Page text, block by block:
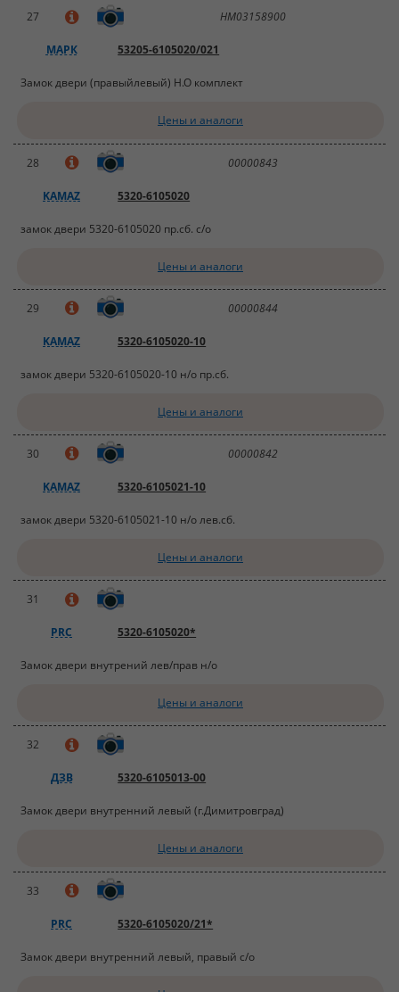
27 НМ03158900
МАРК 53205-6105020/021
Замок двери (правыйлевый) Н.О комплект
Цены и аналоги
28 00000843
KAMAZ 5320-6105020
замок двери 5320-6105020 пр.сб. с/о
Цены и аналоги
29 00000844
KAMAZ 5320-6105020-10
замок двери 5320-6105020-10 н/о пр.сб.
Цены и аналоги
30 00000842
KAMAZ 5320-6105021-10
замок двери 5320-6105021-10 н/о лев.сб.
Цены и аналоги
31
PRC 5320-6105020*
Замок двери внутрений лев/прав н/о
Цены и аналоги
32
ДЗВ 5320-6105013-00
Замок двери внутренний левый (г.Димитровград)
Цены и аналоги
33
PRC 5320-6105020/21*
Замок двери внутренний левый, правый с/о